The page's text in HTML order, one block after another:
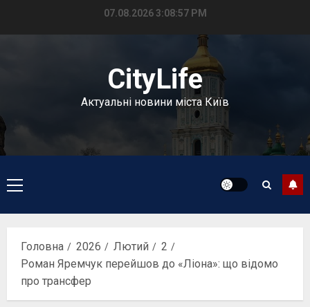
07.08.2026 3:08:57 PM
CityLife
Актуальні новини міста Київ
Головне
меню
Головна 2026 Лютий
2
Роман Яремчук перейшов до «Ліона»: що відомо
про трансфер